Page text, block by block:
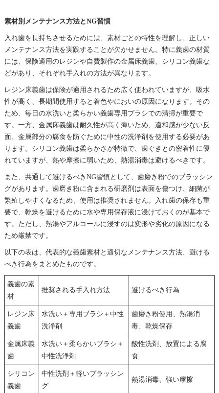
素材別メンテナンス方法とNG習慣
入れ歯を長持ちさせるためには、素材ごとの特性を理解し、正しい
メンテナンス方法を実践することが欠かせません。特に義歯の材質
には、保険適用のレジンや自費製作の金属床義歯、シリコン義歯な
どがあり、それぞれ手入れの方法が異なります。
レジン床義歯は保険が適用されるため広く使われていますが、吸水
性が高く、長期間使用すると着色やにおいの原因になります。その
ため、毎日の水洗いと柔らかい義歯専用ブラシでの清掃が重要で
す。一方、金属床義歯は耐久性が高く薄いため、違和感が少ない反
面、金属部分の腐食を防ぐために中性の洗浄剤を使用する必要があ
ります。シリコン義歯は柔らかさが特徴で、歯ぐきとの密着性に優
れていますが、熱や摩擦に弱いため、熱湯消毒は避けるべきです。
また、共通して避けるべきNG習慣として、歯磨き粉でのブラッシン
グがあります。歯磨き粉に含まれる研磨剤は表面を傷つけ、細菌が
繁殖しやすくなるため、使用は推奨されません。入れ歯の保存も重
要で、乾燥を避けるために水や専用保存液に浸けておくのが基本で
す。ただし、熱湯やアルコールに浸すのは変形や劣化の原因になる
ため厳禁です。
以下の表は、代表的な義歯素材と適切なメンテナンス方法、避ける
べき行為をまとめたものです。
義歯の素
材
推奨される手入れ方法 避けるべき行為
レジン床
義歯
水洗い＋専用ブラシ＋中性
洗浄剤
歯磨き粉使用、熱湯消
毒、乾燥保存
金属床義
歯
水洗い＋柔らかいブラシ＋
中性洗浄剤
酸性洗剤、放置による腐
食
シリコン
義歯
中性洗剤＋軽いブラッシン
グ
熱湯消毒、強い摩擦